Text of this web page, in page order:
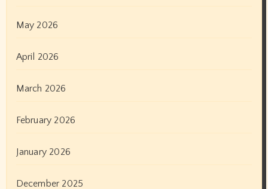
May 2026
April 2026
March 2026
February 2026
January 2026
December 2025